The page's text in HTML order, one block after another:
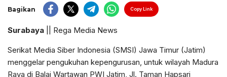
Bagikan Copy Link
Surabaya || Rega Media News
Serikat Media Siber Indonesia (SMSI) Jawa Timur (Jatim)
menggelar pengukuhan kepengurusan, untuk wilayah Madura
Raya di Balai Wartawan PWI Jatim, Jl. Taman Hapsari